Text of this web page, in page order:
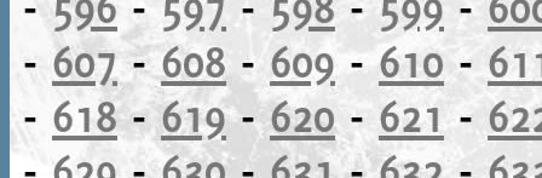
- 607-608 -609-610 -
- 618-619-620- 621 -